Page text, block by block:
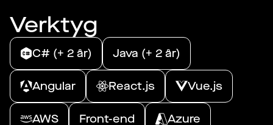
Verktyg
C# (+ 2 år) Java (+ 2 år)
Angular React.js Vue.js
AWS Front-end Azure